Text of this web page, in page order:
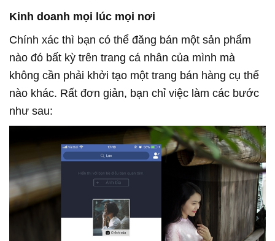
Kinh doanh mọi lúc mọi nơi
Chính xác thì bạn có thể đăng bán một sản phẩm
nào đó bất kỳ trên trang cá nhân của mình mà
không cần phải khởi tạo một trang bán hàng cụ thể
nào khác. Rất đơn giản, bạn chỉ việc làm các bước
như sau: